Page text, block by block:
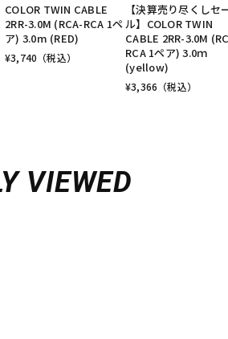
COLOR TWIN CABLE
2RR-3.0M (RCA-RCA 1ペ
ア) 3.0m (RED)
¥3,740 （税込）
【決算売り尽くしセ
ル】COLOR TWIN
CABLE 2RR-3.0M
RCA 1ペア) 3.0ｍ
(yellow)
¥3,366 （税込）
VIEWED